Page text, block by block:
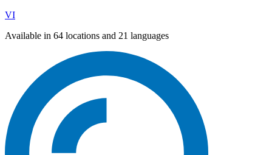
VI
Available in 64 locations and 21 languages